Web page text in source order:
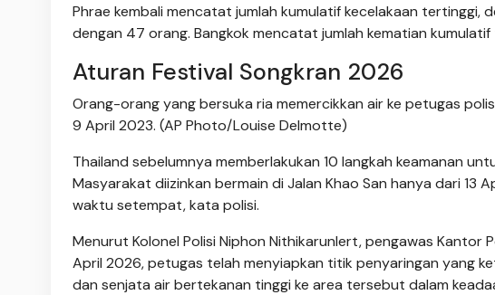
Phrae kembali mencatat jumlah kumulatif kecelakaan
dengan 47 orang. Bangkok mencatat jumlah kematian
Aturan Festival Songkran 2026
Orang-orang yang bersuka ria memercikkan air ke petugas
9 April 2023. (AP Photo/Louise Delmotte)
Thailand sebelumnya memberlakukan 10 langkah keamanan
Masyarakat diizinkan bermain di Jalan Khao San hanya dari 13
waktu setempat, kata polisi.
Menurut Kolonel Polisi Niphon Nithikarunlert, pengawas Kantor
April 2026, petugas telah menyiapkan titik penyaringan yang
dan senjata air bertekanan tinggi ke area tersebut dalam